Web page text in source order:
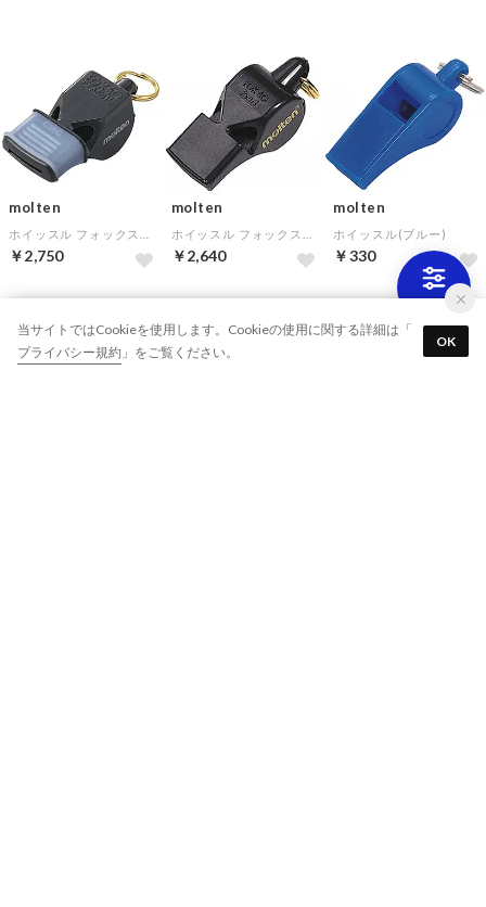
molten
￥2,750
molten
￥2,640
molten
ホイッスル(ブルー)
￥330
当サイトではCookieを使用します。Cookieの使用に関する詳細は「
プライバシー規約 」をご覧ください。
OK